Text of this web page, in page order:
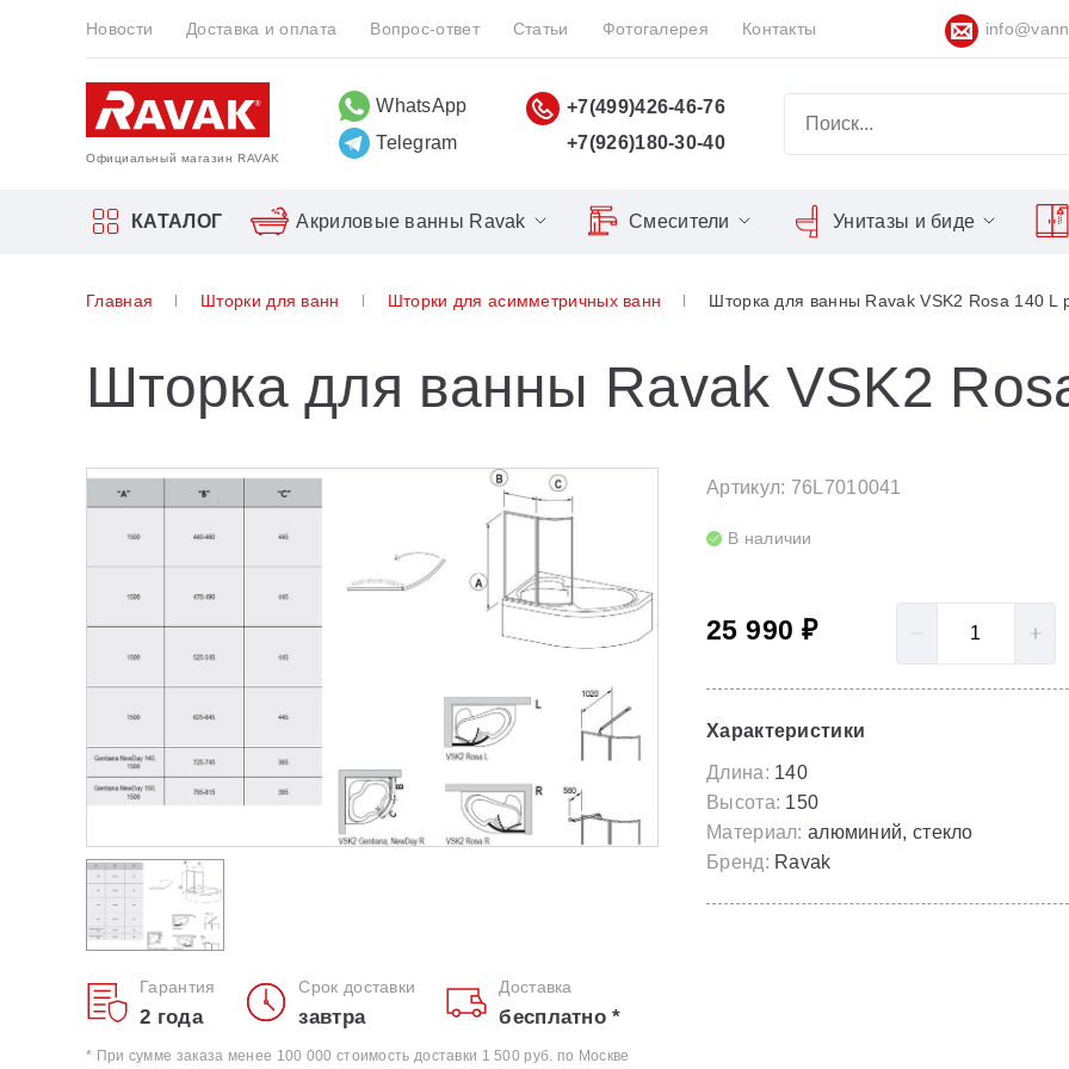
Новости Доставка и оплата Вопрос-ответ Статьи Фотогалерея Контакты
Официальный магазин RAVAK
WhatsApp
Telegram
+7(499)426-46-76
+7(926)180-30-40
КАТАЛОГ
Акриловые ванны Ravak
Мебель для ванной
Душевые двери
Душевые уголки
Сиденья OVO для душевых
Гидромассаж для ванны
Акриловые ванны Ravak
Угловые
Отдельностоящие
Asymmetric
BeHappy II
Campanula II
City
Domino
Formy
NewDay
Rosa 95
Rosa I
Смесители
Двойные душевые системы Ravak
Отдельностоящие
Серия 10 ° Free
Серия Chrome II
Серия Classic
Серия Flat
Серия LIFE
Серия Spring
Серия Susan
Скрытые части
Унитазы и биде
Инсталляция для унитазов и биде Сиденья для унитазов
Blix
Brilliant
Cool
Nexty
Главная Шторки для ванн Шторки для асимметричных ванн Шторка для ванны Ravak VSK2 Rosa 140 L
Шторка для ванны Ravak VSK2
Гарантия
2 года
Срок доставки
завтра
Доставка
бесплатно *
* При сумме заказа менее 100 000 стоимость доставки 1 500 руб. по Москве
Артикул: 76L7010041
В наличии
25 990 ₽
Характеристики
Длина: 140
Высота: 150
Материал: алюминий, стекло
Бренд: Ravak